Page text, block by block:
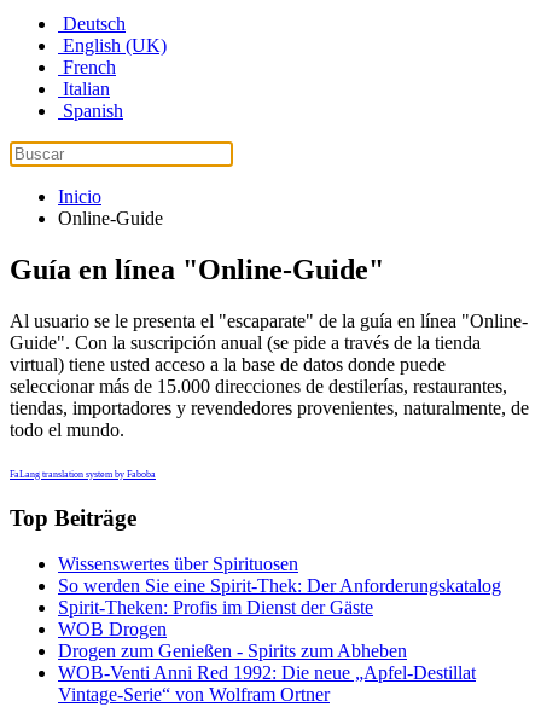
Deutsch
English (UK)
French
Italian
Spanish
Inicio
Online-Guide
Guía en línea "Online-Guide"
Al usuario se le presenta el "escaparate" de la guía en línea "Online-
Guide". Con la suscripción anual (se pide a través de la tienda
virtual) tiene usted acceso a la base de datos donde puede
seleccionar más de 15.000 direcciones de destilerías, restaurantes,
tiendas, importadores y revendedores provenientes, naturalmente, de
todo el mundo.
FaLang translation system by Faboba
Top Beiträge
Wissenswertes über Spirituosen
So werden Sie eine Spirit-Thek: Der Anforderungskatalog
Spirit-Theken: Profis im Dienst der Gäste
WOB Drogen
Drogen zum Genießen - Spirits zum Abheben
WOB-Venti Anni Red 1992: Die neue „Apfel-Destillat
Vintage-Serie“ von Wolfram Ortner